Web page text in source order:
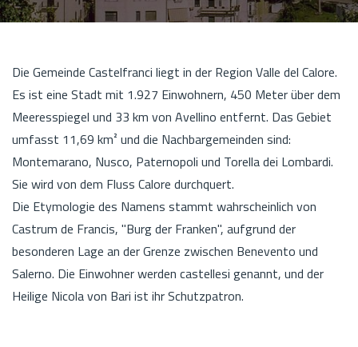
Die Gemeinde Castelfranci liegt in der Region Valle del Calore.
Es ist eine Stadt mit 1.927 Einwohnern, 450 Meter über dem
Meeresspiegel und 33 km von Avellino entfernt. Das Gebiet
umfasst 11,69 km² und die Nachbargemeinden sind:
Montemarano, Nusco, Paternopoli und Torella dei Lombardi.
Sie wird von dem Fluss Calore durchquert.
Die Etymologie des Namens stammt wahrscheinlich von
Castrum de Francis, "Burg der Franken", aufgrund der
besonderen Lage an der Grenze zwischen Benevento und
Salerno. Die Einwohner werden castellesi genannt, und der
Heilige Nicola von Bari ist ihr Schutzpatron.